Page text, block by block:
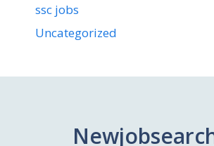
ssc jobs
Uncategorized